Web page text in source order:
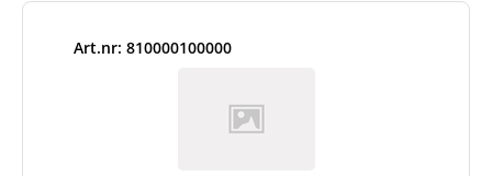
Art.nr: 810000100000